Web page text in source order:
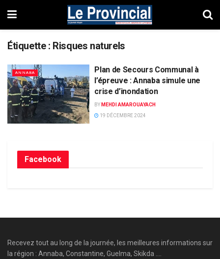
Étiquette : Risques naturels
ANNABA
Plan de Secours Communal à
l’épreuve : Annaba simule une
crise d’inondation
BY MEHDI AMAROUAYACH
19 DÉCEMBRE 2024
Facebook
Recevez tout au long de la journée, les meilleures informations sur
la région : Annaba, Constantine, Guelma, Skikda ....